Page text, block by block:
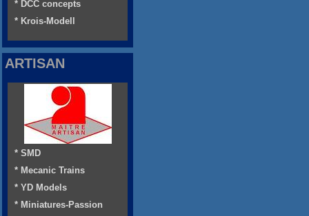
* DCC concepts
* Krois-Modell
ARTISAN
* SMD
* Mecanic Trains
* YD Models
* Miniatures-Passion